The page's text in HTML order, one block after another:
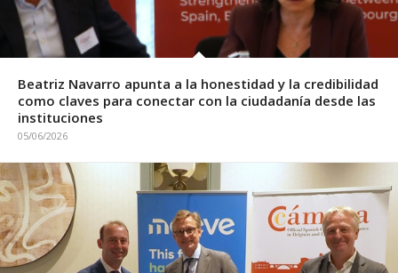
Beatriz Navarro apunta a la honestidad y la credibilidad
como claves para conectar con la ciudadanía desde las
instituciones
05/06/2026